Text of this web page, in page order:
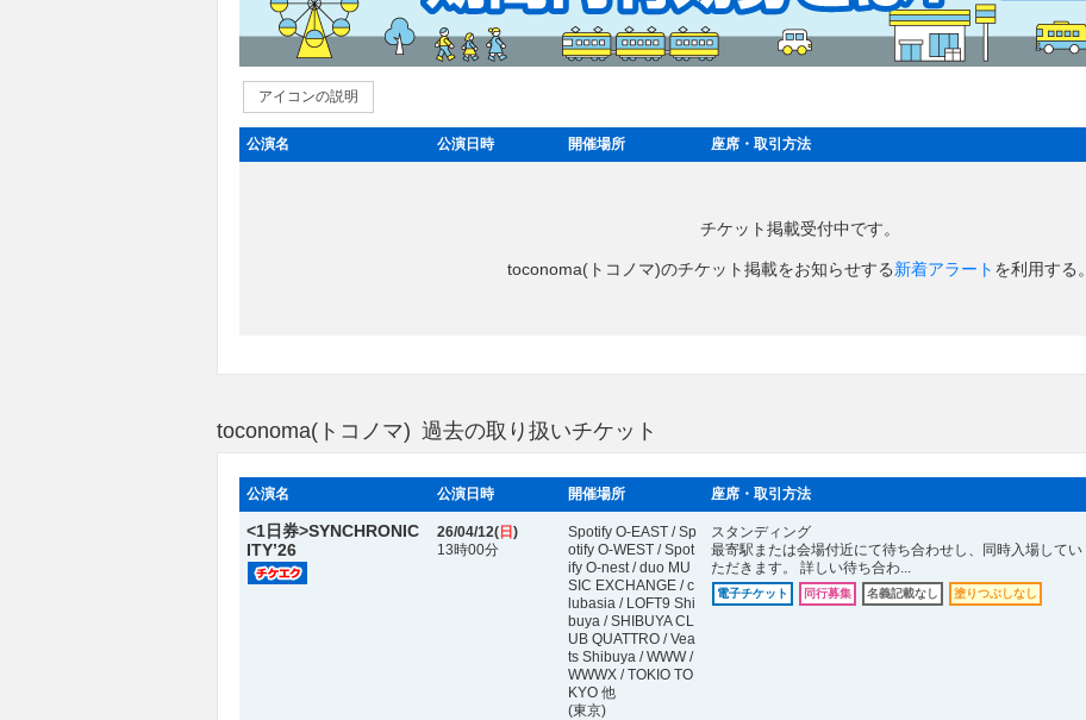
アイコンの説明
公演名 公演日時 開催場所 座席・取引方法
チケット掲載受付中です。
toconoma(トコノマ)のチケット掲載をお知らせする新着アラート を利用する。
toconoma(トコノマ) 過去の取り扱いチケット
公演名 公演日時 開催場所 座席・取引方法
<1日券>SYNCHRONIC
ITY’26
26/04/12( 日 )
13時00分
Spotify O-EAST / Sp
otify O-WEST / Spot
ify O-nest / duo MU
SIC EXCHANGE / c
lubasia / LOFT9 Shi
buya / SHIBUYA CL
UB QUATTRO / Vea
ts Shibuya / WWW /
WWWX / TOKIO TO
KYO 他
(東京)
スタンディング
最寄駅または会場付近にて待ち合わせし、同時入場してい
ただきます。 詳しい待ち合わ...
電子チケット 同行募集 名義記載なし 塗りつぶしなし